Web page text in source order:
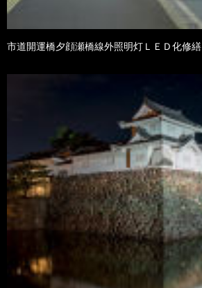
市道開運橋夕顔瀬橋線外照明灯ＬＥＤ化修繕